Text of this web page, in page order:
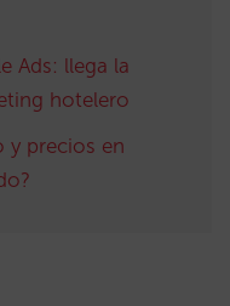
Ads: llega la
hotelero
y precios en